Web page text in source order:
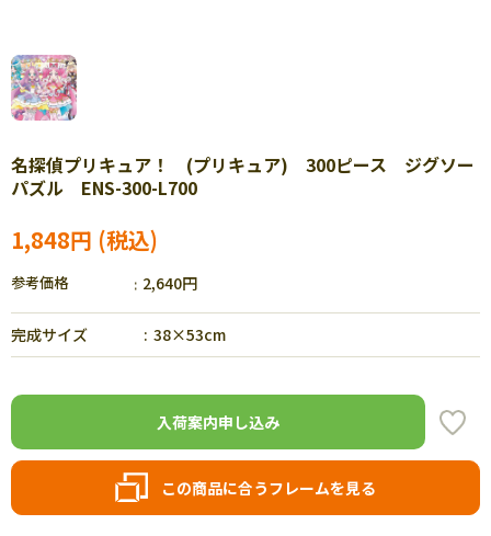
名探偵プリキュア！ (プリキュア) 300ピース ジグソー
パズル ENS-300-L700
1,848円
参考価格 2,640円
完成サイズ 38×53cm
入荷案内申し込み
この商品に合うフレームを見る